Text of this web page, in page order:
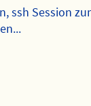
ssh Session